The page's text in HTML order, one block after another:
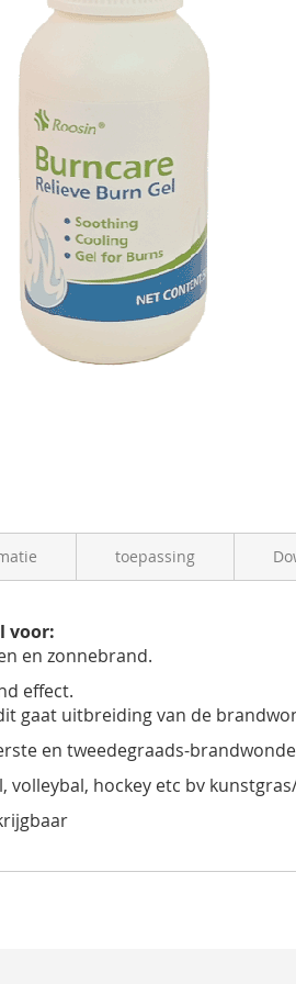
voor:
en zonnebrand.
effect.
gaat uitbreiding van de
en tweedegraads-
volleybal, hockey etc bv
toepassing